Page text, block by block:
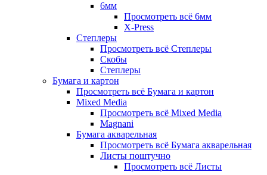
6мм
Просмотреть всё 6мм
X-Press
Степлеры
Просмотреть всё Степлеры
Скобы
Степлеры
Бумага и картон
Просмотреть всё Бумага и картон
Mixed Media
Просмотреть всё Mixed Media
Magnani
Бумага акварельная
Просмотреть всё Бумага акварельная
Листы поштучно
Просмотреть всё Листы